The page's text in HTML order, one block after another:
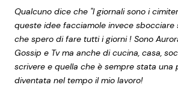
Qualcuno dice che "I giornali sono i
queste idee facciamole invece sbocciare
che spero di fare tutti i giorni ! Sono
Gossip e Tv ma anche di cucina, casa,
scrivere e quella che è sempre stata una
diventata nel tempo il mio lavoro!